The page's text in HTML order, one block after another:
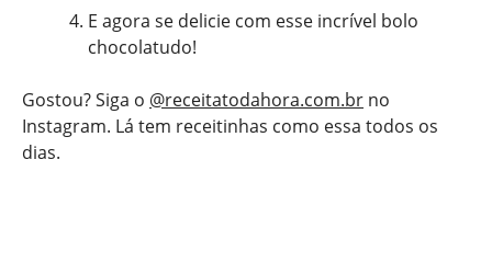
E agora se delicie com esse incrível bolo
chocolatudo!
Gostou? Siga o @receitatodahora.com.br no
Instagram. Lá tem receitinhas como essa todos os
dias.